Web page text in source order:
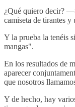
¿Qué quiero decir?
camiseta de tirantes y
Y la prueba la tenéis
mangas".
En los resultados de
aparecer
que nosotros
Y de hecho, hay